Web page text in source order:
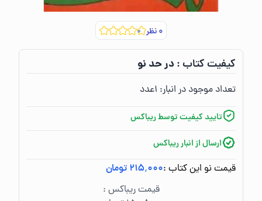
۰نظر
کیفیت کتاب :‌در حد نو
تعداد موجود در انبار:‌ ۱عدد
تایید کیفیت توسط ریباکس
ارسال از انبار ریباکس
قیمت نو این کتاب :۲۱۵٬۰۰۰ تومان
قیمت ریباکس :